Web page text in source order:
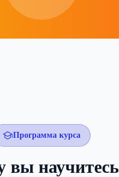
Программа курса
вы научитесь